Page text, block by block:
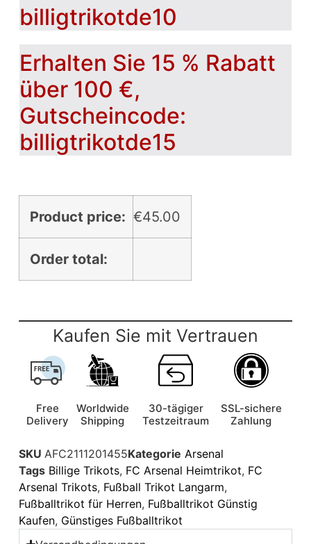
billigtrikotde10
Erhalten Sie 15 % Rabatt
über 100 €,
Gutscheincode:
billigtrikotde15
Product price: €45.00
Order total:
Kaufen Sie mit Vertrauen
Free
Delivery
Worldwide
Shipping
30-tägiger
Testzeitraum
SSL-sichere
Zahlung
SKU AFC2111201455Kategorie Arsenal
Tags Billige Trikots, FC Arsenal Heimtrikot, FC
Arsenal Trikots, Fußball Trikot Langarm,
Fußballtrikot für Herren, Fußballtrikot Günstig
Kaufen, Günstiges Fußballtrikot